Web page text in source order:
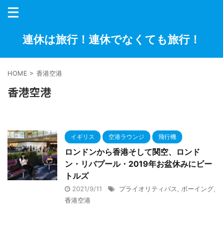
連休は旅行！連休でなくても旅行！
HOME > 香港空港
香港空港
イギリス 空港ラウンジ 飛行機
ロンドンから香港そして関空、ロンド
ン・リバプール・2019年お盆休みにビー
トルズ
2021/9/11 プライオリティパス ボーイング
香港空港